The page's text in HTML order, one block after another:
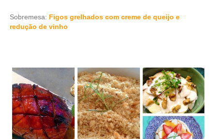
Sobremesa: Figos grelhados com creme de queijo e
redução de vinho